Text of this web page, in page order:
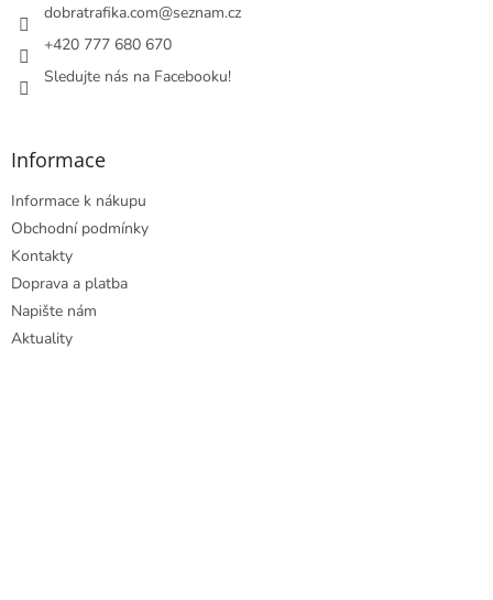
dobratrafika.com@seznam.cz
+420 777 680 670
Sledujte nás na Facebooku!
Informace
Informace k nákupu
Obchodní podmínky
Kontakty
Doprava a platba
Napište nám
Aktuality